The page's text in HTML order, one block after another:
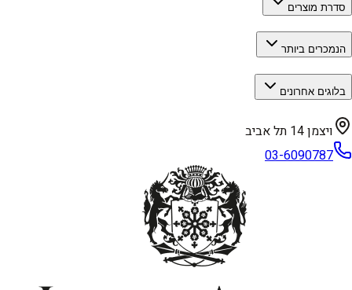
סדרת מוצרים
הנמכרים ביותר
בלוגים אחרונים
ויצמן 14 תל אביב
03-6090787